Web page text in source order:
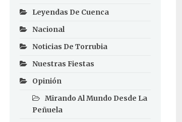
Leyendas De Cuenca
Nacional
Noticias De Torrubia
Nuestras Fiestas
Opinión
Mirando Al Mundo Desde La
Peñuela